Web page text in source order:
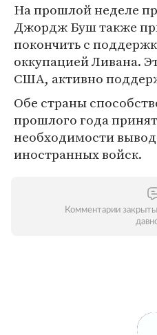
На прошлой неделе
Джордж Буш также
покончить с
оккупацией Ливана.
США, активно
Обе страны
прошлого года
необходимости
иностранных войск.
Комментарии